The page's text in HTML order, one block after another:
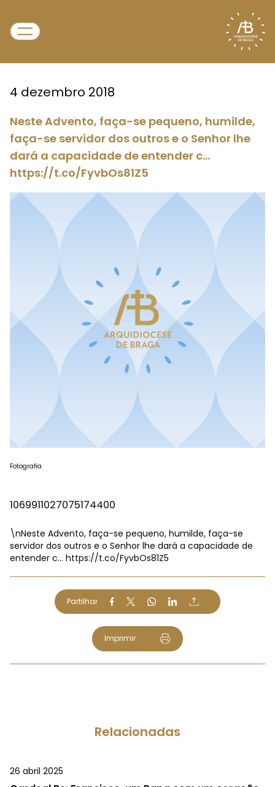
4 dezembro 2018
Neste Advento, faça-se pequeno, humilde,
faça-se servidor dos outros e o Senhor lhe
dará a capacidade de entender c…
https://t.co/FyvbOs81Z5
Fotografia
1069911027075174400
\nNeste Advento, faça-se pequeno, humilde, faça-se
servidor dos outros e o Senhor lhe dará a capacidade de
entender c… https://t.co/FyvbOs81Z5
Partilhar
Imprimir
Relacionadas
26 abril 2025